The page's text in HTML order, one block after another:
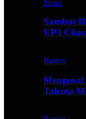
News
Sambut
UP3
Banten
Talenta